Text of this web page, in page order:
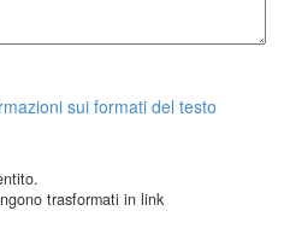
sui formati del testo
trasformati in link